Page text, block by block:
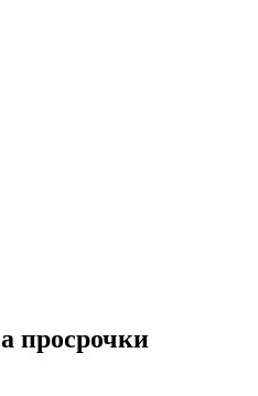
просрочки